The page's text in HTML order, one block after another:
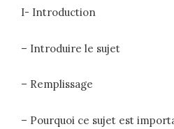
I- Introduction
– Introduire le sujet
– Remplissage
– Pourquoi ce sujet est